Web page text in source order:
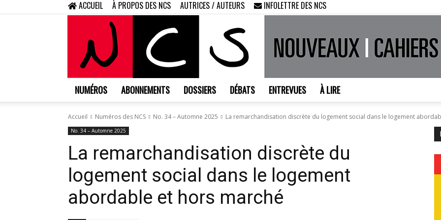
ACCUEIL À PROPOS DES NCS AUTRICES / AUTEURS INFOLETTRE DES NCS
Cahiers
NUMÉROS ABONNEMENTS DOSSIERS DÉBATS ENTREVUES À LIRE
Accueil Numéros des NCS No. 34 – Automne 2025 La remarchandisation discrète du logement social dans le logement
No. 34 – Automne 2025
La remarchandisation discrète du
logement social dans le logement
abordable et hors marché